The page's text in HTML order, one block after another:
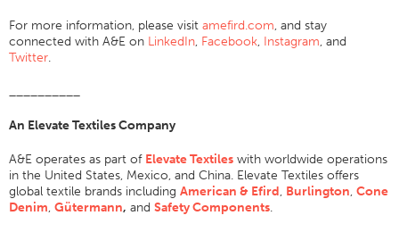
Distribuidor
Color
Ciencia Del Color
Herramientas Técnicas
For more information, please visit amefird.com, and stay
connected with A&E on LinkedIn, Facebook, Instagram, and
Twitter.
An Elevate Textiles Company
A&E operates as part of Elevate Textiles with worldwide operations
in the United States, Mexico, and China. Elevate Textiles offers
global textile brands including American & Efird, Burlington, Cone
Denim, Gütermann, and Safety Components.